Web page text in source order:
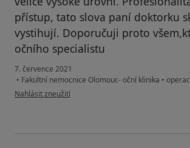
přístup, tato slova paní doktorku
vystihují. Doporučuji proto
očního specialistu
7. července 2021
• Fakultní nemocnice Olomouc- oční klinika •
podle názoru uživatele E.V
Nahlásit zneužití